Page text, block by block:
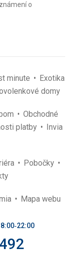
o
minute
Exotika
domy
Obchodné
platby
Invia
Pobočky
Mapa webu